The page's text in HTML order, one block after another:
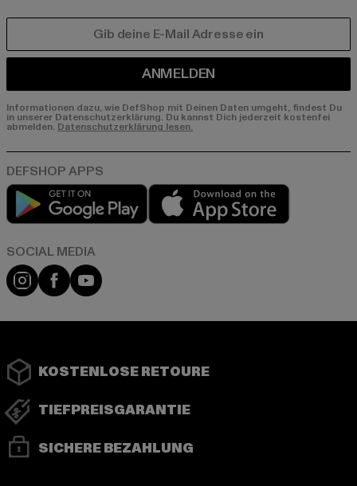
ANMELDEN
Informationen dazu, wie DefShop mit Deinen Daten umgeht, findest Du
in unserer Datenschutzerklärung. Du kannst Dich jederzeit kostenfei
abmelden. Datenschutzerklärung lesen.
Play market
Instagram
FacebookYouTube
KOSTENLOSE RETOURE
TIEFPREISGARANTIE
SICHERE BEZAHLUNG